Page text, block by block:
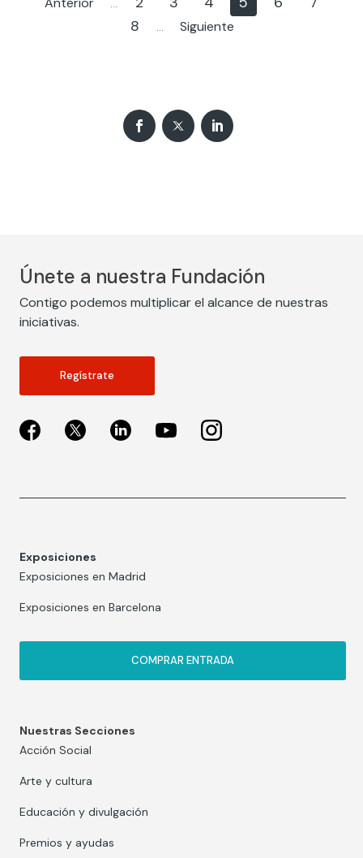
...
8
... Siguiente
Únete a nuestra Fundación
Contigo podemos multiplicar el alcance de nuestras
iniciativas.
Regístrate
Exposiciones
Exposiciones en Madrid
Exposiciones en Barcelona
COMPRAR ENTRADA
Nuestras Secciones
Acción Social
Arte y cultura
Educación y divulgación
Premios y ayudas